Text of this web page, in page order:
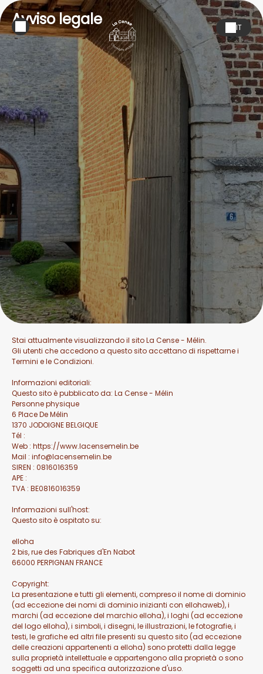
IT
Avviso legale
Stai attualmente visualizzando il sito La Cense - Mélin.
Gli utenti che accedono a questo sito accettano di rispettarne i
Termini e le Condizioni.
Informazioni editoriali:
Questo sito è pubblicato da: La Cense - Mélin
Personne physique
6 Place De Mélin
1370 JODOIGNE BELGIQUE
Tél :
Web : https://www.lacensemelin.be
Mail : info@lacensemelin.be
SIREN : 0816016359
APE :
TVA : BE0816016359
Informazioni sull'host:
Questo sito è ospitato su:
elloha
2 bis, rue des Fabriques d'En Nabot
66000 PERPIGNAN FRANCE
Copyright:
La presentazione e tutti gli elementi, compreso il nome di dominio
(ad eccezione dei nomi di dominio inizianti con ellohaweb), i
marchi (ad eccezione del marchio elloha), i loghi (ad eccezione
del logo elloha), i simboli, i disegni, le illustrazioni, le fotografie, i
testi, le grafiche ed altri file presenti su questo sito (ad eccezione
delle creazioni appartenenti a elloha) sono protetti dalla legge
sulla proprietà intellettuale e appartengono alla proprietà o sono
soggetti ad una specifica autorizzazione d'uso.